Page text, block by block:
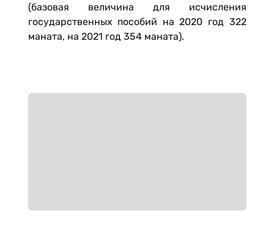
(базовая величина для исчисления
государственных пособий на 2020 год 322
маната, на 2021 год 354 маната).